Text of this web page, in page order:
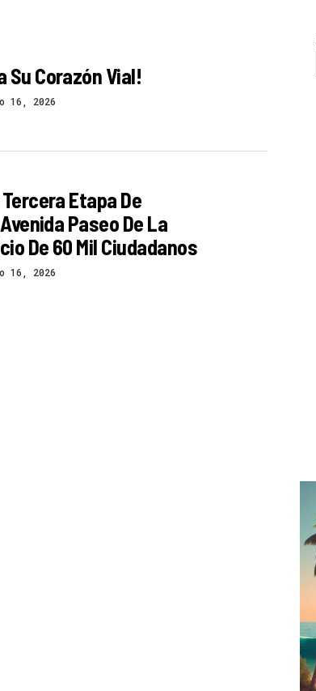
Su Corazón Vial!
16, 2026
Etapa De
Paseo De La
De 60 Mil Ciudadanos
16, 2026